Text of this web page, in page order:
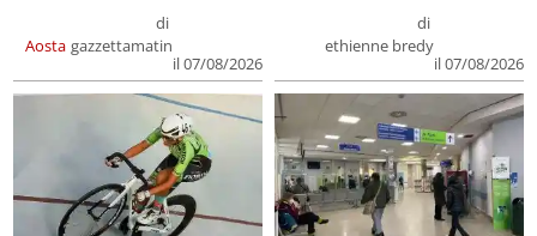
Aosta
di
gazzettamatin
il 07/08/2026
di
ethienne bredy
il 07/08/2026